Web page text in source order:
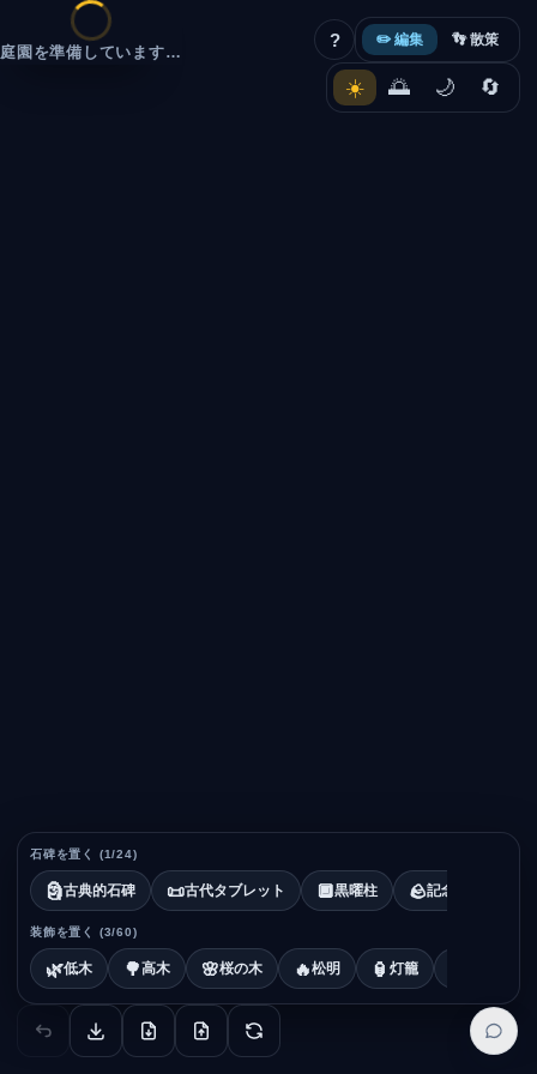
Stone Memo ? ✏️ 編集 👣 散策
☀️ 🌅 🌙 🔄
石碑を置く (1/24)
🗿古典的石碑 📜古代タブレット 🔲黒曜柱 🪨記念岩
装飾を置く (3/60)
🌿低木 🌳高木 🌸桜の木 🔥松明 🏮 灯籠
庭園を準備しています…